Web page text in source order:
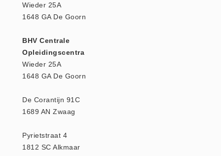
Teken - Beten sets (5)
Vitamines en mineralen (0)
Eerste Hulp Paneel (0)
Evacuatie
Evacuatie (19)
Noodverlichting (1)
Zaklampen (9)
Wieder 25A
1648 GA De Goorn
BHV Centrale
Opleidingscentra
Wieder 25A
1648 GA De Goorn
De Corantijn 91C
1689 AN Zwaag
Pyrietstraat 4
1812 SC Alkmaar